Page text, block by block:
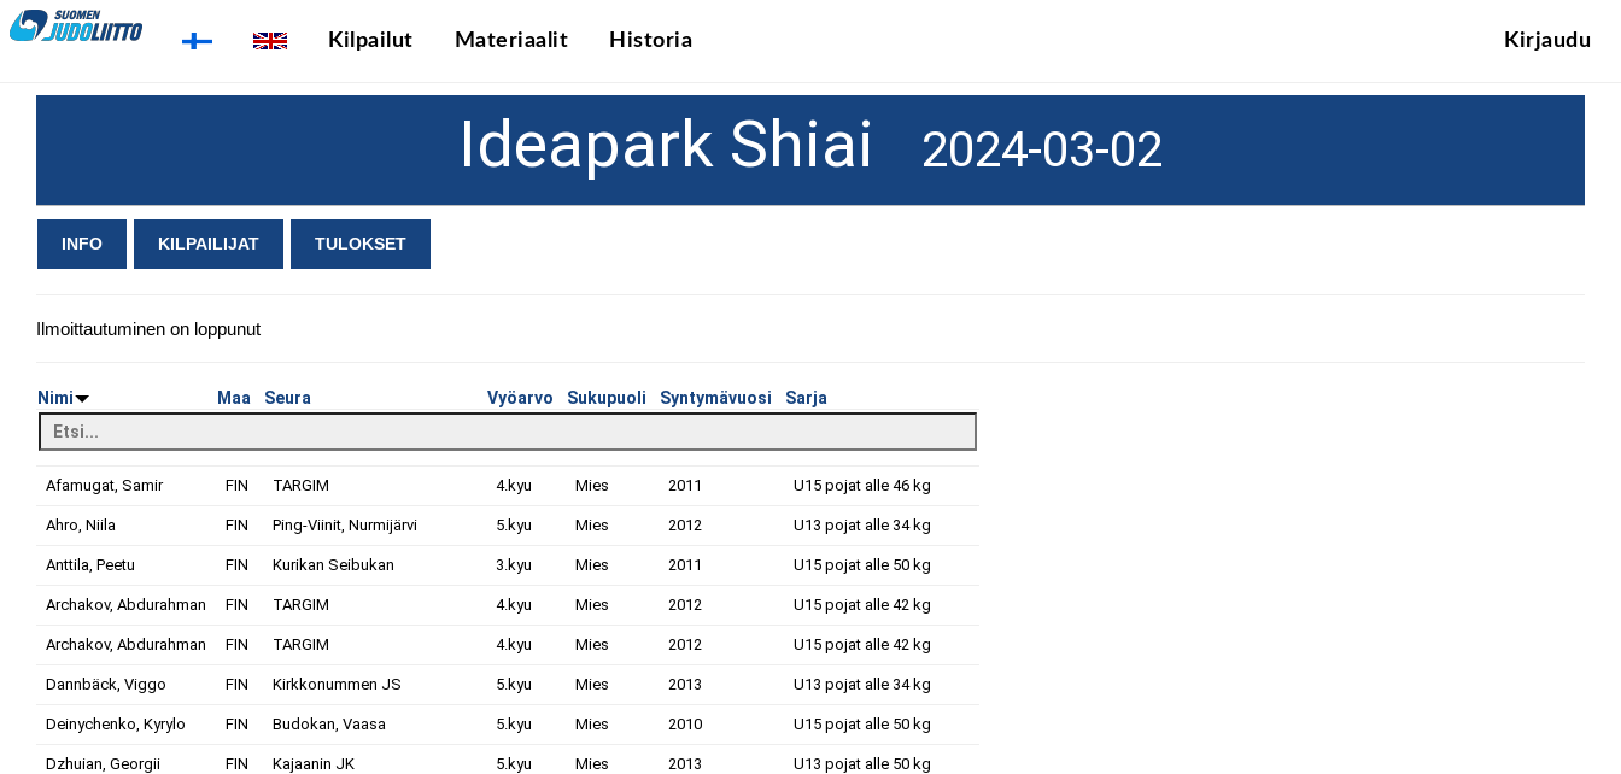
Kilpailut Materiaalit Historia Kirjaudu
Ideapark Shiai 2024-03-02
INFO KILPAILIJAT TULOKSET
Ilmoittautuminen on loppunut
Nimi Maa Seura Vyöarvo Sukupuoli Syntymävuosi Sarja
Afamugat, Samir FIN TARGIM 4.kyu Mies 2011 U15 pojat alle 46 kg
Ahro, Niila FIN Ping-Viinit, Nurmijärvi 5.kyu Mies 2012 U13 pojat alle 34 kg
Anttila, Peetu FIN Kurikan Seibukan 3.kyu Mies 2011 U15 pojat alle 50 kg
Archakov, Abdurahman FIN TARGIM 4.kyu Mies 2012 U15 pojat alle 42 kg
Archakov, Abdurahman FIN TARGIM 4.kyu Mies 2012 U15 pojat alle 42 kg
Dannbäck, Viggo FIN Kirkkonummen JS 5.kyu Mies 2013 U13 pojat alle 34 kg
Deinychenko, Kyrylo FIN Budokan, Vaasa 5.kyu Mies 2010 U15 pojat alle 50 kg
Dzhuian, Georgii FIN Kajaanin JK 5.kyu Mies 2013 U13 pojat alle 50 kg